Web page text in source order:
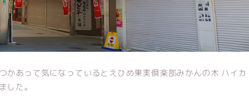
かあって気になっているとえひめ果実倶楽部みかんの木 ハイカ
した。